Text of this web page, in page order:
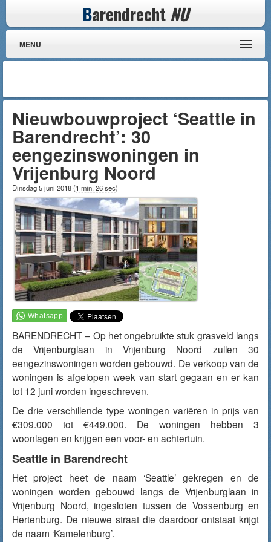
Barendrecht NU
MENU
Nieuwbouwproject ‘Seattle in
Barendrecht’: 30
eengezinswoningen in
Vrijenburg Noord
Dinsdag 5 juni 2018(1 min, 26 sec)
BARENDRECHT – Op het ongebruikte stuk grasveld langs
de Vrijenburglaan in Vrijenburg Noord zullen 30
eengezinswoningen worden gebouwd. De verkoop van de
woningen is afgelopen week van start gegaan en er kan
tot 12 juni worden ingeschreven.
De drie verschillende type woningen variëren in prijs van
€309.000 tot €449.000. De woningen hebben 3
woonlagen en krijgen een voor- en achtertuin.
Seattle in Barendrecht
Het project heet de naam ‘Seattle’ gekregen en de
woningen worden gebouwd langs de Vrijenburglaan in
Vrijenburg Noord, ingesloten tussen de Vossenburg en
Hertenburg. De nieuwe straat die daardoor ontstaat krijgt
de naam ‘Kamelenburg’.